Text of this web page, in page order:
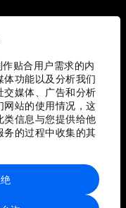
贴合用户需求的内
功能以及分析我们
交媒体、广告和分析
网站的使用情况，这
类信息与您提供给他
务的过程中收集的其